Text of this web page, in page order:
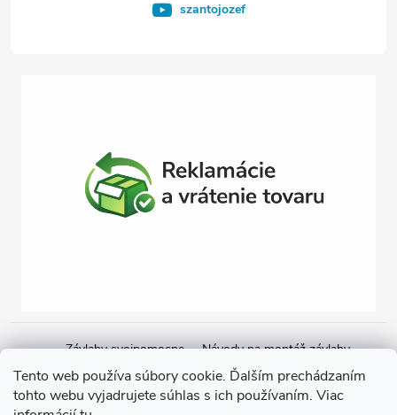
Tento web používa súbory cookie. Ďalším prechádzaním
tohto webu vyjadrujete súhlas s ich používaním. Viac
szantojozef
Závlahy svojpomocne
Návody na montáž závlahy
Cenová ponuka na závlahu
Blogové články
Čerpacie zostavy
Poradenstvo
Ponorné čerpadlá